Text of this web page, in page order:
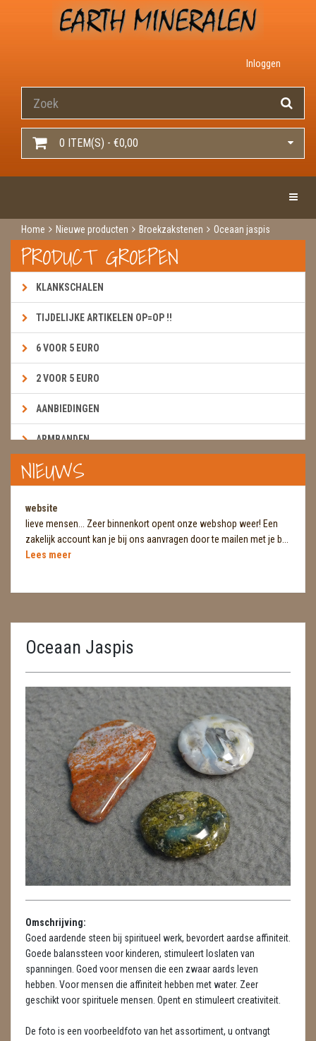
Inloggen
0 ITEM(S) - €0,00
Home Nieuwe producten Broekzakstenen Oceaan jaspis
PRODUCT GROEPEN
KLANKSCHALEN
TIJDELIJKE ARTIKELEN OP=OP !!
6 VOOR 5 EURO
2 VOOR 5 EURO
AANBIEDINGEN
ARMBANDEN
BOEKEN & KAARTEN E.A.R.T.H.
BROEKZAKSTENEN
CADEAUBONNEN
DIERTJES
DIVERSE
ENGELEN
GEODE 'S / STANDAARDS
GESLEPEN STENEN
HANGERS
HARTEN
HUISREINIGING
KAARSEN
MASSAGE
METEORIETEN
READING EN PERSOONLIJK ADVIES
NIEUWS
website
lieve mensen... Zeer binnenkort opent onze webshop weer! Een
zakelijk account kan je bij ons aanvragen door te mailen met je b...
Lees meer
Oceaan Jaspis
Omschrijving:
Goed aardende steen bij spiritueel werk, bevordert aardse affiniteit.
Goede balanssteen voor kinderen, stimuleert loslaten van
spanningen. Goed voor mensen die een zwaar aards leven
hebben. Voor mensen die affiniteit hebben met water. Zeer
geschikt voor spirituele mensen. Opent en stimuleert creativiteit.
De foto is een voorbeeldfoto van het assortiment, u ontvangt